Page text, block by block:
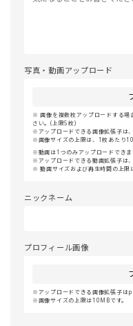
写真・動画アップロード
画像を複数枚アップロードする場
さい。(上限5枚)
アップロードできる画像拡張子
画像サイズの上限は、1枚あたり
動画は1つのみアップロードできま
アップロードできる動画拡張子は
動画サイズおよび再生時間の上限
ニックネーム
プロフィール画像
アップロードできる画像拡張子
画像サイズの上限は10MBです。